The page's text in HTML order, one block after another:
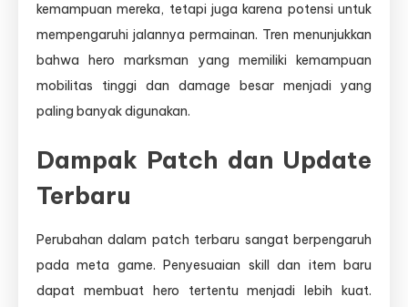
kemampuan mereka, tetapi juga karena potensi untuk
mempengaruhi jalannya permainan. Tren menunjukkan
bahwa hero marksman yang memiliki kemampuan
mobilitas tinggi dan damage besar menjadi yang
paling banyak digunakan.
Dampak Patch dan Update
Terbaru
Perubahan dalam patch terbaru sangat berpengaruh
pada meta game. Penyesuaian skill dan item baru
dapat membuat hero tertentu menjadi lebih kuat.